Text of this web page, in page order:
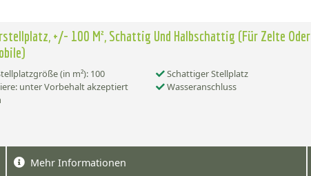
+/- 100 M², Schattig Und Halbschattig (Für Zelte Oder
(in m²): 100
Schattiger Stellplatz
unter Vorbehalt akzeptiert
Wasseranschluss
Mehr Informationen